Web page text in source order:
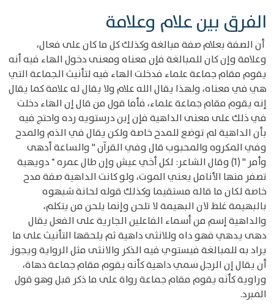
الفرق بين علام وعلامة
أن الصفة بعلام صفة مبالغة وكذلك كل ما كان على فعال،
وعلامة وإن كان للمبالغة فإن معناه ومعنى دخول الهاء فيه أنه
يقوم مقام جماعة علماء فدخلت الهاء فيه لتأنيث الجماعة التي
هي في معناه، ولهذا يقال الله علام ولا يقال له علامة كما يقال
إنه يقوم مقام جماعة علماء، فأما قول من قال إن الهاء دخلت
في ذلك على معنى الداهية فإن إبن درستويه رده واحتج فيه
بأن الداهية لم توضع للمدح خاصة ولكن يقال في الذم والمدح
وفي المكروه والمحبوب قال وفي القرآن " والساعة أدهى
وأمر " (1) وقال الشاعر: لكل أخي عيش وإن طال عمره * دويهية
تصفر منها الأنامل يعني الموت، ولو كانت الداهية صفة مدح
خاصة لكان ما قاله مستقيما وكذلك قوله لحانة شبهوه
بالبهيمة غلط لان البهيمة لا تلحن وإنما يلحن من يتكلم،
والداهية إسم من أسماء الفاعلين الجارية على الفعل يقال
دهى يدهي فهو داه وللانثى داهية ثم يلحقها التأنيث على ما
يراد به للمبالغة فيستوي فيه الذكر والانثى مثل الرواية ويجوز
أن يقال إن الرجل سمي داهية كأنه يقوم مقام جماعة دهاة،
وراوية كأنه يقوم مقام جماعة رواة على ما ذكر قبل وهو قول
المبرد.